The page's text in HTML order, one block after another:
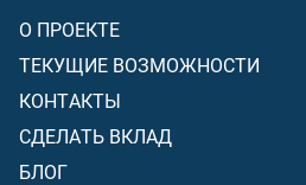
О ПРОЕКТЕ
ТЕКУЩИЕ ВОЗМОЖНОСТИ
КОНТАКТЫ
СДЕЛАТЬ ВКЛАД
БЛОГ